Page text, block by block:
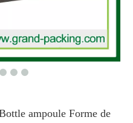
ampoule Forme de